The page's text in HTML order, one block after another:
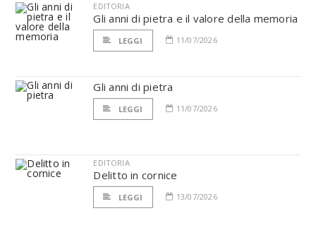
EDITORIA
Gli anni di pietra e il valore della memoria
LEGGI 11/07/2026
Gli anni di pietra
LEGGI 11/07/2026
EDITORIA
Delitto in cornice
LEGGI 13/07/2026